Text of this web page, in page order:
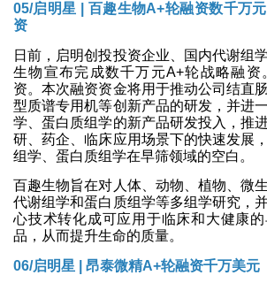
05/启明星 | 百趣生物A+轮融资数千万
资
日前，启明创投投资企业、国内代谢组
生物宣布完成数千万元A+轮战略融资
资。本次融资资金将用于推动公司结直
型质谱专用机等创新产品的研发，并进
学、蛋白质组学的新产品研发投入，推
研、药企、临床应用场景下的快速发展
组学、蛋白质组学在早筛领域的空白。
百趣生物旨在对人体、动物、植物、微
代谢组学和蛋白质组学等多组学研究，
心技术转化成可应用于临床和大健康
品，从而提升生命的质量。
06/启明星 | 昂泰微精A+轮融资千万美元